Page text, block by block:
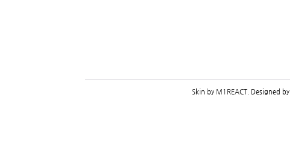
Skin by M1REACT. Designed by